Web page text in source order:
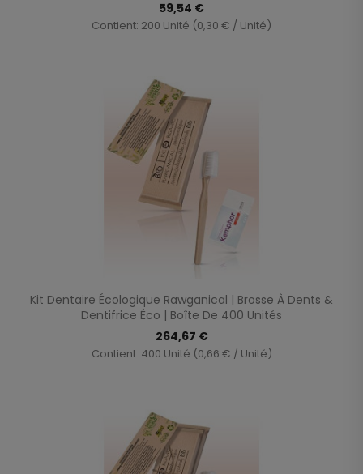
59,54 €
Contient: 200 Unité (0,30 € / Unité)
Kit Dentaire Écologique Rawganical | Brosse À Dents &
Dentifrice Éco | Boîte De 400 Unités
264,67 €
Contient: 400 Unité (0,66 € / Unité)